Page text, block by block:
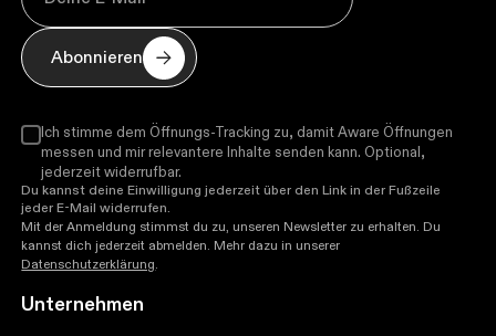
Abonnieren
Ich stimme dem Öffnungs-Tracking zu, damit Aware Öffnungen
messen und mir relevantere Inhalte senden kann. Optional,
jederzeit widerrufbar.
Du kannst deine Einwilligung jederzeit über den Link in der Fußzeile
jeder E-Mail widerrufen.
Mit der Anmeldung stimmst du zu, unseren Newsletter zu erhalten. Du
kannst dich jederzeit abmelden. Mehr dazu in unserer
Datenschutzerklärung.
Unternehmen